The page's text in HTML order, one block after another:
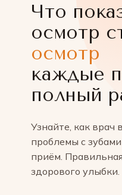
Что
осмотр
осмотр
каждые
полный
Узнайте, как врач
проблемы с
приём.
здорового улыбки.